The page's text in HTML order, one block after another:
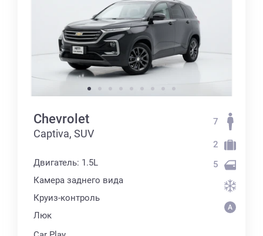
Chevrolet
Captiva, SUV
Двигатель: 1.5L
Камера заднего вида
Круиз-контроль
Люк
7
2
5